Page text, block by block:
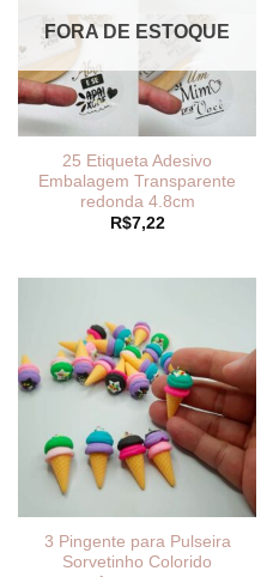
FORA DE ESTOQUE
25 Etiqueta Adesivo
Embalagem Transparente
redonda 4.8cm
R$7,22
3 Pingente para Pulseira
Sorvetinho Colorido